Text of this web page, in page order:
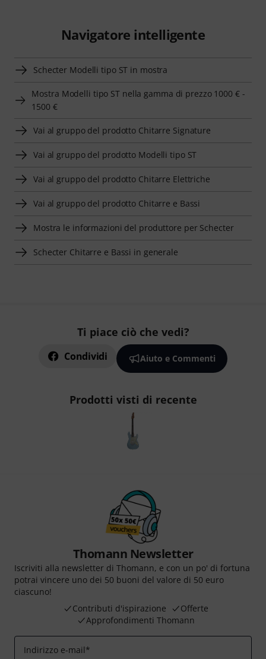
Navigatore intelligente
Schecter Modelli tipo ST in mostra
Mostra Modelli tipo ST nella gamma di prezzo 1000 € -
1500 €
Vai al gruppo del prodotto Chitarre Signature
Vai al gruppo del prodotto Modelli tipo ST
Vai al gruppo del prodotto Chitarre Elettriche
Vai al gruppo del prodotto Chitarre e Bassi
Mostra le informazioni del produttore per Schecter
Schecter Chitarre e Bassi in generale
Ti piace ciò che vedi?
Condividi Aiuto e Commenti
Prodotti visti di recente
Thomann Newsletter
Iscriviti alla newsletter di Thomann, e con un po' di fortuna
potrai vincere uno dei 50 buoni del valore di 50 euro
ciascuno!
Contributi d'ispirazione
Offerte
Approfondimenti Thomann
Indirizzo e-mail*